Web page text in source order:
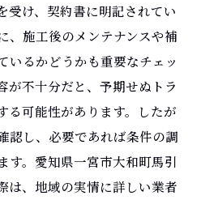
受け、契約書に明記されてい
、施工後のメンテナンスや補
いるかどうかも重要なチェッ
が不十分だと、予期せぬトラ
る可能性があります。したが
認し、必要であれば条件の調
す。愛知県一宮市大和町馬引
は、地域の実情に詳しい業者